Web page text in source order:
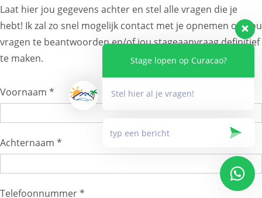
Laat hier jou gegevens achter en stel alle vragen die je
hebt! Ik zal zo snel mogelijk contact met je opnemen om jou
vragen te beantwoorden en/of jou stageaanvraag definitief
te maken.
Voornaam *
Achternaam *
Telefoonnummer *
Stage lopen op Curacao?
Stel hier al je vragen!